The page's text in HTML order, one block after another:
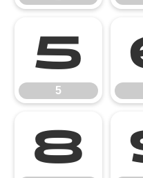
5
5
8